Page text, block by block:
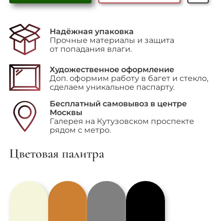
Количество
"Composition"Надёжная упаковка
Прочные материалы и защита
от попадания влаги.
Художественное оформление
Доп. оформим работу в багет и стекло,
сделаем уникальное паспарту.
Бесплатный самовывоз в центре
Москвы
Галерея на Кутузовском проспекте
рядом с метро.
Цветовая палитра